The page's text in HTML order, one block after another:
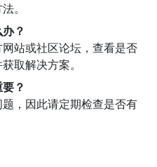
。
？
站或社区论坛，查看是否
取解决方案。
？
，因此请定期检查是否有